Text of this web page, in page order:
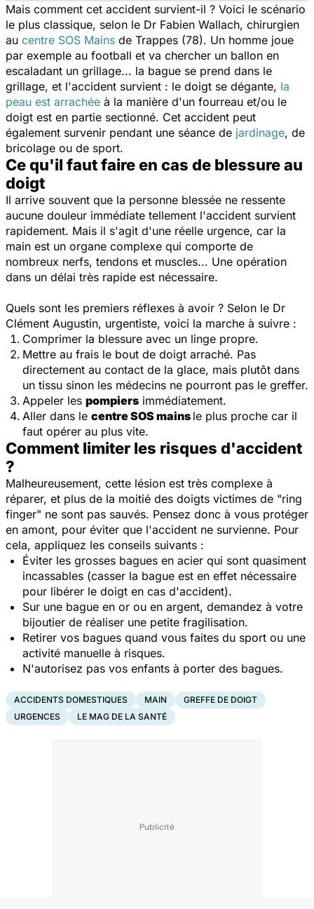
Mais comment cet accident survient-il ? Voici le scénario
le plus classique, selon le Dr Fabien Wallach, chirurgien
au centre SOS Mains de Trappes (78). Un homme joue
par exemple au football et va chercher un ballon en
escaladant un grillage... la bague se prend dans le
grillage, et l'accident survient : le doigt se dégante, la
peau est arrachée à la manière d'un fourreau et/ou le
doigt est en partie sectionné. Cet accident peut
également survenir pendant une séance de jardinage, de
bricolage ou de sport.
Ce qu'il faut faire en cas de blessure au
doigt
Il arrive souvent que la personne blessée ne ressente
aucune douleur immédiate tellement l'accident survient
rapidement. Mais il s'agit d'une réelle urgence, car la
main est un organe complexe qui comporte de
nombreux nerfs, tendons et muscles... Une opération
dans un délai très rapide est nécessaire.
Quels sont les premiers réflexes à avoir ? Selon le Dr
Clément Augustin, urgentiste, voici la marche à suivre :
Comprimer la blessure avec un linge propre.
Mettre au frais le bout de doigt arraché. Pas
directement au contact de la glace, mais plutôt dans
un tissu sinon les médecins ne pourront pas le greffer.
Appeler les pompiers immédiatement.
Aller dans le centre SOS mains le plus proche car il
faut opérer au plus vite.
Comment limiter les risques d'accident
?
Malheureusement, cette lésion est très complexe à
réparer, et plus de la moitié des doigts victimes de "ring
finger" ne sont pas sauvés. Pensez donc à vous protéger
en amont, pour éviter que l'accident ne survienne. Pour
cela, appliquez les conseils suivants :
Éviter les grosses bagues en acier qui sont quasiment
incassables (casser la bague est en effet nécessaire
pour libérer le doigt en cas d'accident).
Sur une bague en or ou en argent, demandez à votre
bijoutier de réaliser une petite fragilisation.
Retirer vos bagues quand vous faites du sport ou une
activité manuelle à risques.
N'autorisez pas vos enfants à porter des bagues.
ACCIDENTS DOMESTIQUES MAIN
GREFFE DE DOIGT
URGENCES
LE MAG DE LA SANTÉ